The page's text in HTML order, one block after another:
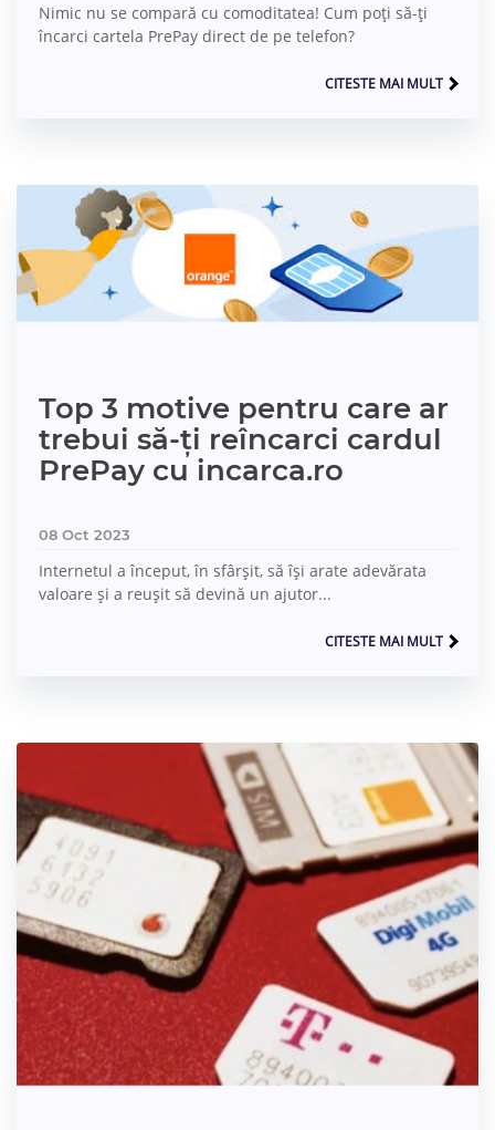
Nimic nu se compară cu comoditatea! Cum poți să-ți
încarci cartela PrePay direct de pe telefon?
CITESTE MAI MULT
Top 3 motive pentru care ar
trebui să-ți reîncarci cardul
PrePay cu incarca.ro
08 Oct 2023
Internetul a început, în sfârșit, să își arate adevărata
valoare și a reușit să devină un ajutor...
CITESTE MAI MULT